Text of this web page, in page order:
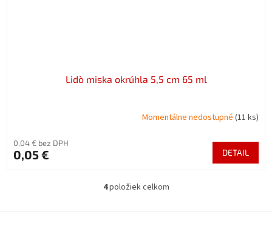
Lidò miska okrúhla 5,5 cm 65 ml
Momentálne nedostupné (11 ks)
0,04 € bez DPH
0,05 € DETAIL
O
l
4položiek celkom